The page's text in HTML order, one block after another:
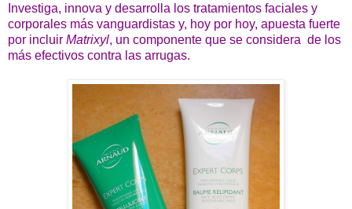
Investiga, innova y desarrolla los tratamientos faciales y
corporales más vanguardistas y, hoy por hoy, apuesta fuerte
por incluir Matrixyl, un componente que se considera de los
más efectivos contra las arrugas.